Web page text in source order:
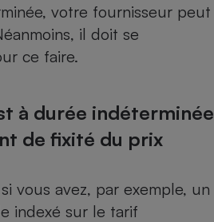
votre fournisseur peut
il doit se
ce faire.
à durée indéterminée
de fixité du prix
vous avez, par exemple, un
indexé sur le tarif
Robot ménager